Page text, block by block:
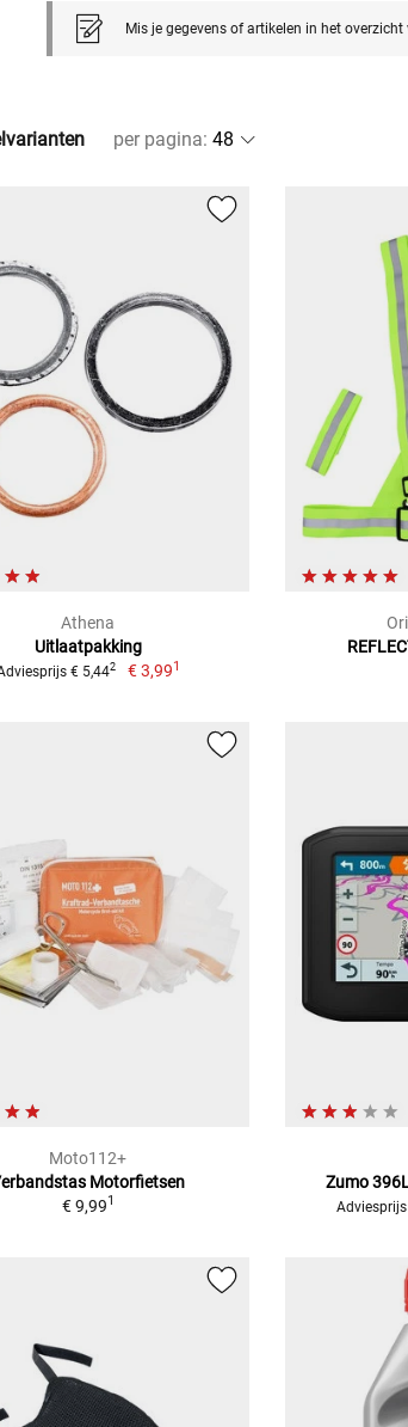
Mis je gegevens of artikelen in het
per pagina:
Athena
Uitlaatpakking
€ 5,442 € 3,991
Moto112+
Motorfietsen
€ 9,991
Zumo